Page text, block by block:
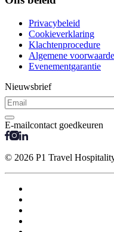
Privacybeleid
Cookieverklaring
Klachtenprocedure
Algemene
Evenementgarantie
Nieuwsbrief
E-mailcontact goedkeuren
© 2026 P1 Travel